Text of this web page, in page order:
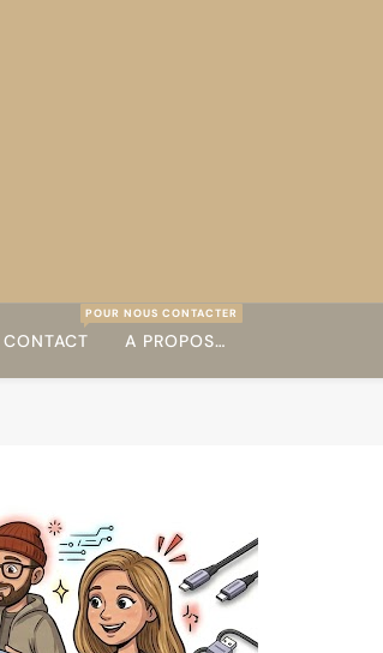
CONTACT
POUR NOUS CONTACTER
A PROPOS…